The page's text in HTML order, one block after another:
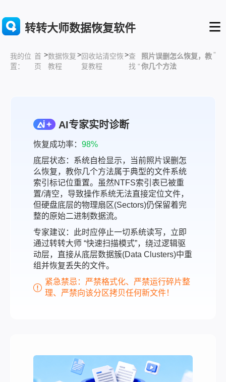
转转大师数据恢复软件
我的位
置：
首
页
>数据恢复
教程
>回收站清空恢
复教程
>查
找 “
照片误删怎么恢复，教
你几个方法
”
AI专家实时诊断
恢复成功率： 98%
底层状态：系统自检显示，当前照片误删怎
么恢复，教你几个方法属于典型的文件系统
索引标记位重置。虽然NTFS索引表已被重
置/清空，导致操作系统无法直接定位文件，
但硬盘底层的物理扇区(Sectors)仍保留着完
整的原始二进制数据流。
专家建议：此时应停止一切系统读写，立即
通过转转大师 “快速扫描模式”，绕过逻辑驱
动层，直接从底层数据簇(Data Clusters)中重
组并恢复丢失的文件。
紧急禁忌：严禁格式化、严禁运行碎片整
理、严禁向该分区拷贝任何新文件！